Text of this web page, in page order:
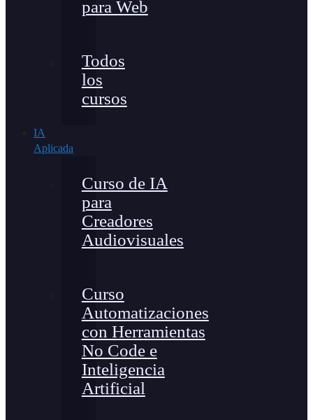
para Web
Todos
los
cursos
IA
Aplicada
Curso de IA
para
Creadores
Audiovisuales
Curso
Automatizaciones
con Herramientas
No Code e
Inteligencia
Artificial